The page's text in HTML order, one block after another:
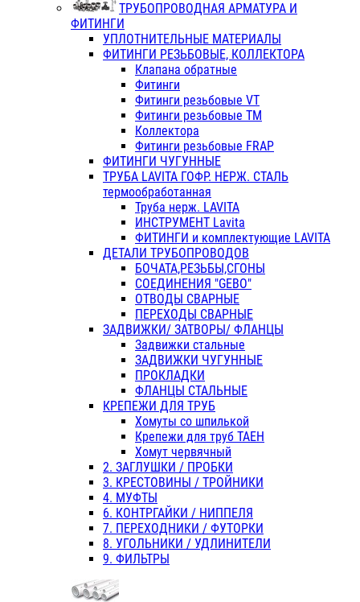
ТРУБОПРОВОДНАЯ АРМАТУРА И
ФИТИНГИ
УПЛОТНИТЕЛЬНЫЕ МАТЕРИАЛЫ
ФИТИНГИ РЕЗЬБОВЫЕ, КОЛЛЕКТОРА
Клапана обратные
Фитинги
Фитинги резьбовые VT
Фитинги резьбовые ТМ
Коллектора
Фитинги резьбовые FRAP
ФИТИНГИ ЧУГУННЫЕ
ТРУБА LAVITA ГОФР. НЕРЖ. СТАЛЬ
термообработанная
Труба нерж. LAVITA
ИНСТРУМЕНТ Lavita
ФИТИНГИ и комплектующие LAVITA
ДЕТАЛИ ТРУБОПРОВОДОВ
БОЧАТА,РЕЗЬБЫ,СГОНЫ
СОЕДИНЕНИЯ "GEBO"
ОТВОДЫ СВАРНЫЕ
ПЕРЕХОДЫ СВАРНЫЕ
ЗАДВИЖКИ/ ЗАТВОРЫ/ ФЛАНЦЫ
Задвижки стальные
ЗАДВИЖКИ ЧУГУННЫЕ
ПРОКЛАДКИ
ФЛАНЦЫ СТАЛЬНЫЕ
КРЕПЕЖИ ДЛЯ ТРУБ
Хомуты со шпилькой
Крепежи для труб ТАЕН
Хомут червячный
2. ЗАГЛУШКИ / ПРОБКИ
3. КРЕСТОВИНЫ / ТРОЙНИКИ
4. МУФТЫ
6. КОНТРГАЙКИ / НИППЕЛЯ
7. ПЕРЕХОДНИКИ / ФУТОРКИ
8. УГОЛЬНИКИ / УДЛИНИТЕЛИ
9. ФИЛЬТРЫ